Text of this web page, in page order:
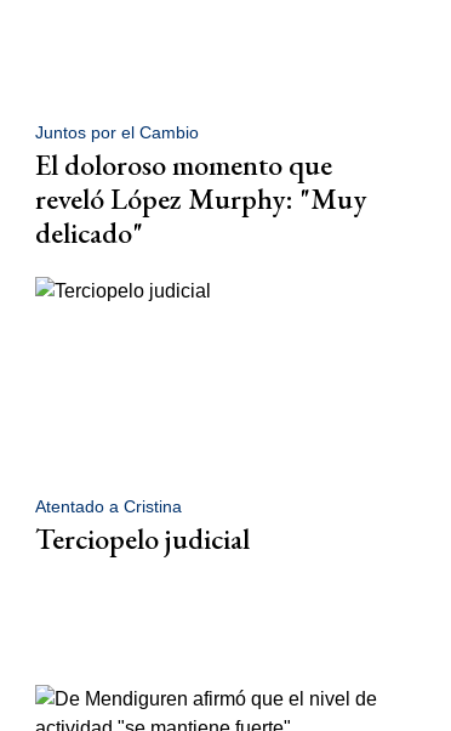
Juntos por el Cambio
El doloroso momento que
reveló López Murphy: "Muy
delicado"
Atentado a Cristina
Terciopelo judicial